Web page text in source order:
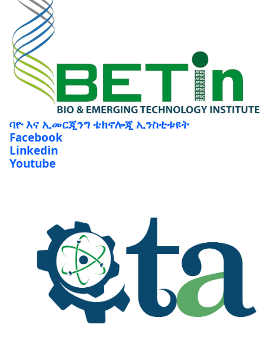
ባዮ እና ኢመርጂንግ ቴክኖሎጂ ኢንስቲቱዩት
Facebook
Linkedin
Youtube